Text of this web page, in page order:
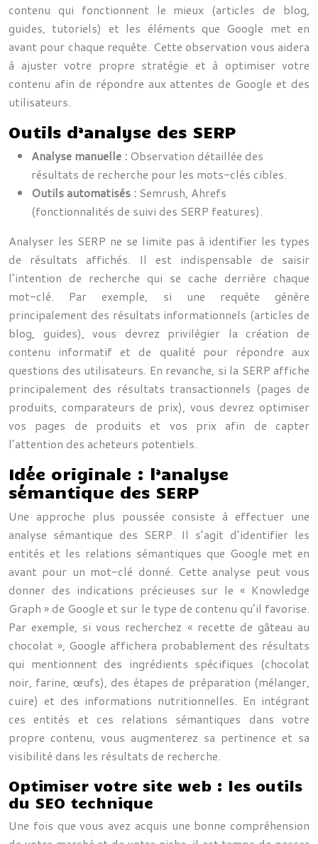
contenu qui fonctionnent le mieux (articles de blog,
guides, tutoriels) et les éléments que Google met en
avant pour chaque requête. Cette observation vous aidera
à ajuster votre propre stratégie et à optimiser votre
contenu afin de répondre aux attentes de Google et des
utilisateurs.
Outils d’analyse des SERP
Analyse manuelle : Observation détaillée des
résultats de recherche pour les mots-clés cibles.
Outils automatisés : Semrush, Ahrefs
(fonctionnalités de suivi des SERP features).
Analyser les SERP ne se limite pas à identifier les types
de résultats affichés. Il est indispensable de saisir
l’intention de recherche qui se cache derrière chaque
mot-clé. Par exemple, si une requête génère
principalement des résultats informationnels (articles de
blog, guides), vous devrez privilégier la création de
contenu informatif et de qualité pour répondre aux
questions des utilisateurs. En revanche, si la SERP affiche
principalement des résultats transactionnels (pages de
produits, comparateurs de prix), vous devrez optimiser
vos pages de produits et vos prix afin de capter
l’attention des acheteurs potentiels.
Idée originale : l’analyse
sémantique des SERP
Une approche plus poussée consiste à effectuer une
analyse sémantique des SERP. Il s’agit d’identifier les
entités et les relations sémantiques que Google met en
avant pour un mot-clé donné. Cette analyse peut vous
donner des indications précieuses sur le « Knowledge
Graph » de Google et sur le type de contenu qu’il favorise.
Par exemple, si vous recherchez « recette de gâteau au
chocolat », Google affichera probablement des résultats
qui mentionnent des ingrédients spécifiques (chocolat
noir, farine, œufs), des étapes de préparation (mélanger,
cuire) et des informations nutritionnelles. En intégrant
ces entités et ces relations sémantiques dans votre
propre contenu, vous augmenterez sa pertinence et sa
visibilité dans les résultats de recherche.
Optimiser votre site web : les outils
du SEO technique
Une fois que vous avez acquis une bonne compréhension